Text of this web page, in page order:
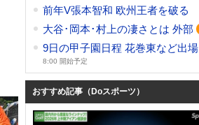
前年V張本智和 欧州王者を破る
大谷･岡本･村上の凄さとは 外部
9日の甲子園日程 花巻東など出場
8:00 開始予定
おすすめ記事（Doスポーツ）